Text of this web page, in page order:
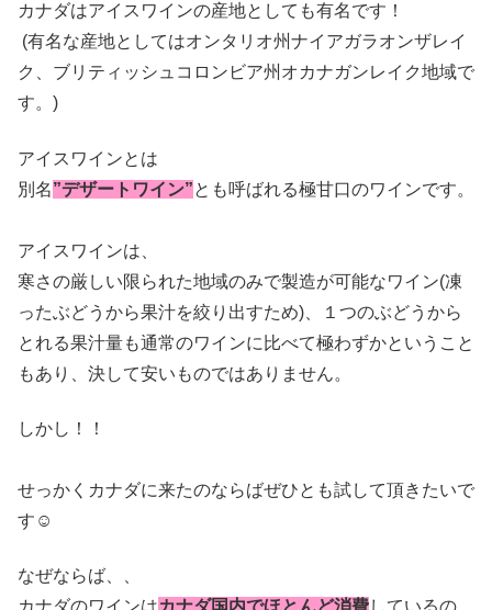
カナダはアイスワインの産地としても有名です！
(有名な産地としてはオンタリオ州ナイアガラオンザレイ
ク、ブリティッシュコロンビア州オカナガンレイク地域で
す。)
アイスワインとは
別名”デザートワイン”とも呼ばれる極甘口のワインです。
アイスワインは、
寒さの厳しい限られた地域のみで製造が可能なワイン(凍
ったぶどうから果汁を絞り出すため)、１つのぶどうから
とれる果汁量も通常のワインに比べて極わずかということ
もあり、決して安いものではありません。
しかし！！
せっかくカナダに来たのならばぜひとも試して頂きたいで
す☺
なぜならば、、